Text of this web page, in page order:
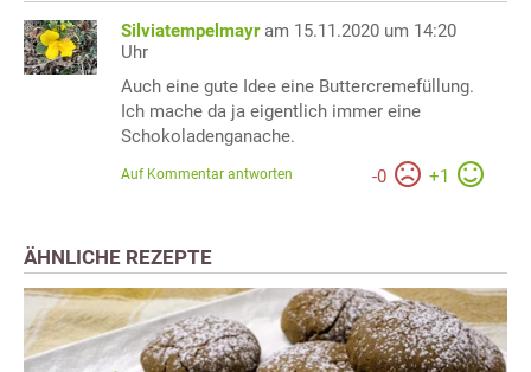
Silviatempelmayr am 15.11.2020 um 14:20
Uhr
Auch eine gute Idee eine Buttercremefüllung.
Ich mache da ja eigentlich immer eine
Schokoladenganache.
-0 +1
Auf Kommentar antworten
ÄHNLICHE REZEPTE